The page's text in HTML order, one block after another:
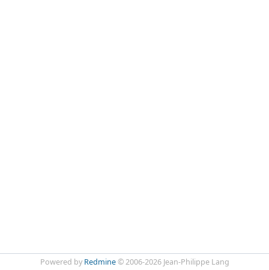
Powered by Redmine© 2006-2026 Jean-Philippe Lang